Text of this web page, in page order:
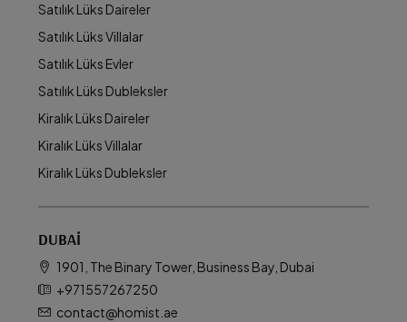
Satılık Lüks Daireler
Satılık Lüks Villalar
Satılık Lüks Evler
Satılık Lüks Dubleksler
Kiralık Lüks Daireler
Kiralık Lüks Villalar
Kiralık Lüks Dubleksler
DUBAI
1901, The Binary Tower, Business Bay, Dubai
+971557267250
contact@homist.ae